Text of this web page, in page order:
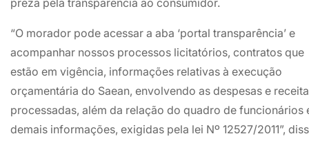
preza pela transparência ao consumidor.
“O morador pode acessar a aba ‘portal transparência’ e
acompanhar nossos processos licitatórios, contratos que
estão em vigência, informações relativas à execução
orçamentária do Saean, envolvendo as despesas e
processadas, além da relação do quadro de funcionários
demais informações, exigidas pela lei Nº 12527/2011”,